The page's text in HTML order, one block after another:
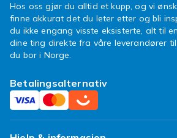
Hos oss gjør du alltid et kupp, og vi
finne akkurat det du leter etter og bli
du ikke engang visste eksisterte, alt til
dine ting direkte fra våre leverandører
du bor i Norge.
Betalingsalternativ